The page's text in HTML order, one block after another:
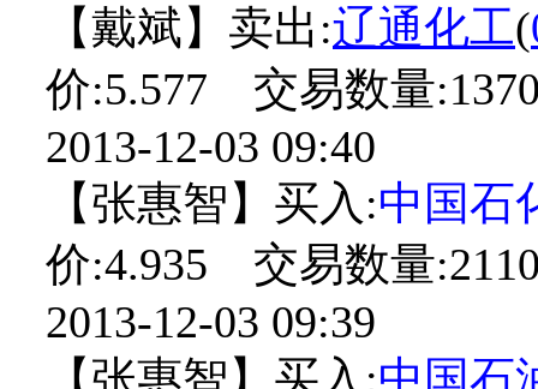
【戴斌】卖出:辽通化工(
价:5.577 交易数量
2013-12-03 09:40
【张惠智】买入:中国石
价:4.935 交易数量
2013-12-03 09:39
【张惠智】买入:中国石